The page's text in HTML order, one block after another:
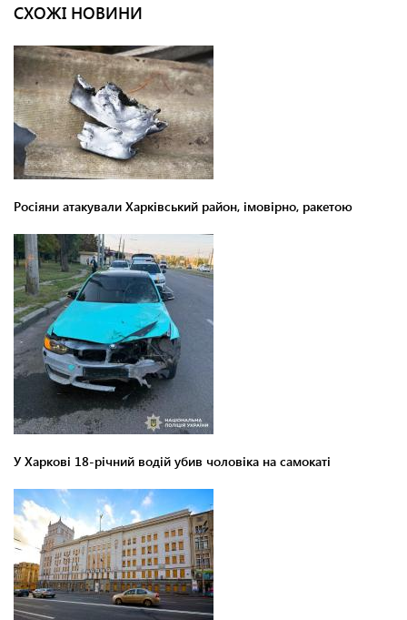
СХОЖІ НОВИНИ
Росіяни атакували Харківський район, імовірно, ракетою
У Харкові 18-річний водій убив чоловіка на самокаті